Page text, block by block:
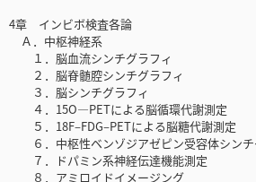
4章 インビボ検査各論
Ａ．中枢神経系
１．脳血流シンチグラフィ
２．脳脊髄腔シンチグラフィ
３．脳シンチグラフィ
４．15O—PETによる脳循環代謝測定
５．18F‒FDG‒PETによる脳糖代謝測定
６．中枢性ベンゾジアゼピン受容体シンチ
７．ドパミン系神経伝達機能測定
８．アミロイドイメージング